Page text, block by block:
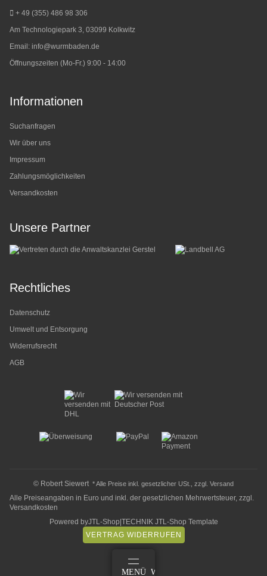
+ 49 (355) 486 98 306
Am Technologiepark 3, 03099 Kolkwitz
Email: info@wurmbaden.de
Öffnungszeiten (Mo-Fr.) 9:00 - 14:00
Informationen
Suchanfragen
Wir über uns
Impressum
Zahlungsmöglichkeiten
Versandkosten
Unsere Partner
Rechtliches
Datenschutz
Umwelt und Entsorgung
Widerrufsrecht
AGB
© Robert Siewert * Alle Preise inkl. gesetzlicher USt., zzgl. Versand
Alle Preiseangaben in Euro und inkl. der gesetzlichen Mehrwertsteuer, zzgl.
Versandkosten
Powered byJTL-Shop TECHNIK JTL-Shop Template
VERTRAG WIDERRUFEN
MENÜ WARENKORB